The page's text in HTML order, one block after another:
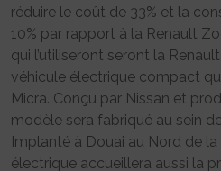
réduire le coût de 33% et la
10% par rapport à la Renault
qui l’utiliseront seront la
véhicule électrique compact
Micra. Conçu par Nissan et
modèle sera fabriqué au sein
Implanté à Douai au Nord de
électrique accueillera aussi la